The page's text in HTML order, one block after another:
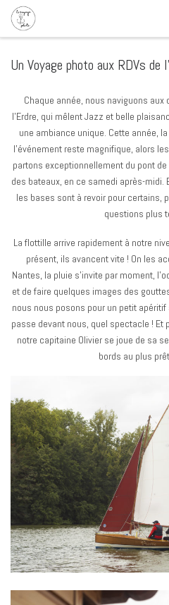
Un Voyage photo aux RDVs de
Chaque année, nous naviguons aux
l’Erdre, qui mêlent Jazz et belle
une ambiance unique. Cette année,
l’événement reste magnifique, alors
partons exceptionnellement du pont
des bateaux, en ce samedi après-midi.
les bases sont à revoir pour certains,
questions plus
La flottille arrive rapidement à notre
présent, ils avancent vite ! On les
Nantes, la pluie s’invite par moment,
et de faire quelques images des
nous nous posons pour un petit apéritif
passe devant nous, quel spectacle ! Et
notre capitaine Olivier se joue de sa
bords au plus